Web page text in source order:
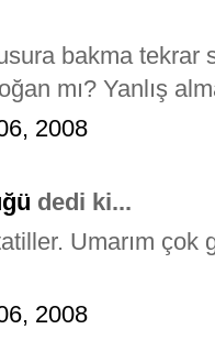
bakma tekrar
mı? Yanlış
2008
dedi ki...
Umarım
2008